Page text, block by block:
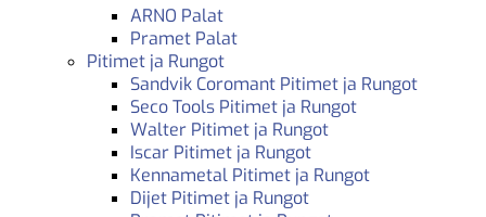
ARNO Palat
Pramet Palat
Pitimet ja Rungot
Sandvik Coromant Pitimet ja Rungot
Seco Tools Pitimet ja Rungot
Walter Pitimet ja Rungot
Iscar Pitimet ja Rungot
Kennametal Pitimet ja Rungot
Dijet Pitimet ja Rungot